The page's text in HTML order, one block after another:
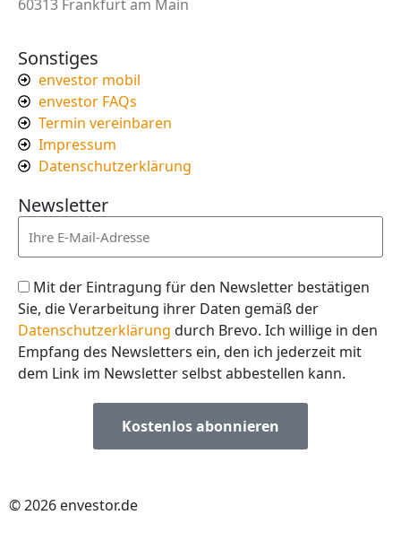
60313 Frankfurt am Main
Sonstiges
envestor mobil
envestor FAQs
Termin vereinbaren
Impressum
Datenschutzerklärung
Newsletter
Mit der Eintragung für den Newsletter bestätigen
Sie, die Verarbeitung ihrer Daten gemäß der
Datenschutzerklärung durch Brevo. Ich willige in den
Empfang des Newsletters ein, den ich jederzeit mit
dem Link im Newsletter selbst abbestellen kann.
Kostenlos abonnieren
© 2026 envestor.de